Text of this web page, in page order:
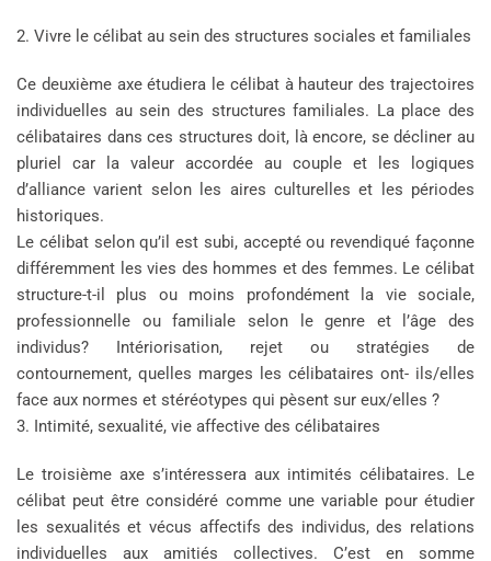
2. Vivre le célibat au sein des structures sociales et familiales
Ce deuxième axe étudiera le célibat à hauteur des trajectoires
individuelles au sein des structures familiales. La place des
célibataires dans ces structures doit, là encore, se décliner au
pluriel car la valeur accordée au couple et les logiques
d’alliance varient selon les aires culturelles et les périodes
historiques.
Le célibat selon qu’il est subi, accepté ou revendiqué façonne
différemment les vies des hommes et des femmes. Le célibat
structure-t-il plus ou moins profondément la vie sociale,
professionnelle ou familiale selon le genre et l’âge des
individus? Intériorisation, rejet ou stratégies de
contournement, quelles marges les célibataires ont- ils/elles
face aux normes et stéréotypes qui pèsent sur eux/elles ?
3. Intimité, sexualité, vie affective des célibataires
Le troisième axe s’intéressera aux intimités célibataires. Le
célibat peut être considéré comme une variable pour étudier
les sexualités et vécus affectifs des individus, des relations
individuelles aux amitiés collectives. C’est en somme